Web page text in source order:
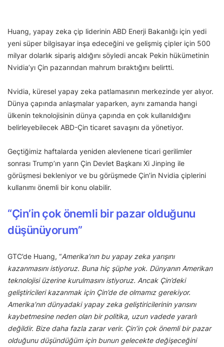
Huang, yapay zeka çip liderinin ABD Enerji Bakanlığı için yedi
yeni süper bilgisayar inşa edeceğini ve gelişmiş çipler için 500
milyar dolarlık sipariş aldığını söyledi ancak Pekin hükümetinin
Nvidia’yı Çin pazarından mahrum bıraktığını belirtti.
Nvidia, küresel yapay zeka patlamasının merkezinde yer alıyor.
Dünya çapında anlaşmalar yaparken, aynı zamanda hangi
ülkenin teknolojisinin dünya çapında en çok kullanıldığını
belirleyebilecek ABD-Çin ticaret savaşını da yönetiyor.
Geçtiğimiz haftalarda yeniden alevlenene ticari gerilimler
sonrası Trump’ın yarın Çin Devlet Başkanı Xi Jinping ile
görüşmesi bekleniyor ve bu görüşmede Çin’in Nvidia çiplerini
kullanımı önemli bir konu olabilir.
“Çin’in çok önemli bir pazar olduğunu
düşünüyorum”
GTC’de Huang, “Amerika’nın bu yapay zeka yarışını
kazanmasını istiyoruz. Buna hiç şüphe yok. Dünyanın Amerikan
teknolojisi üzerine kurulmasını istiyoruz. Ancak Çin’deki
geliştiricileri kazanmak için Çin’de de olmamız gerekiyor.
Amerika’nın dünyadaki yapay zeka geliştiricilerinin yarısını
kaybetmesine neden olan bir politika, uzun vadede yararlı
değildir. Bize daha fazla zarar verir. Çin’in çok önemli bir pazar
olduğunu düşündüğüm için bunun gelecekte değişeceğini